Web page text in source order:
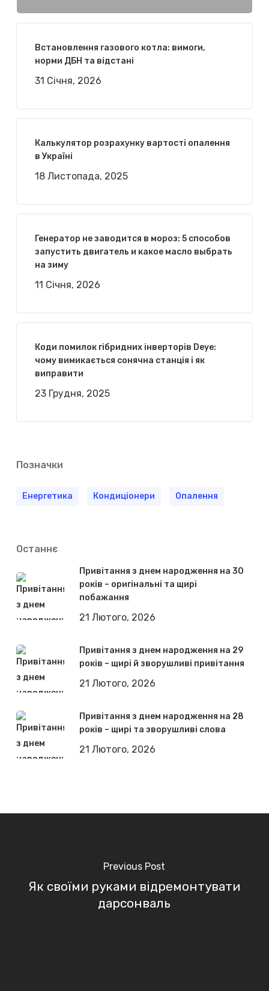
Встановлення газового котла: вимоги,
норми ДБН та відстані
31 Січня, 2026
Калькулятор розрахунку вартості опалення
в Україні
18 Листопада, 2025
Генератор не заводится в мороз: 5 способов
запустить двигатель и какое масло выбрать
на зиму
11 Січня, 2026
Коди помилок гібридних інверторів Deye:
чому вимикається сонячна станція і як
виправити
23 Грудня, 2025
Позначки
Енергетика Кондиціонери Опалення
Останнє
Привітання з днем народження на 30
років – оригінальні та щирі
побажання
21 Лютого, 2026
Привітання з днем народження на 29
років – щирі й зворушливі привітання
21 Лютого, 2026
Привітання з днем народження на 28
років – щирі та зворушливі слова
21 Лютого, 2026
Previous Post
Як своїми руками відремонтувати
дарсонваль